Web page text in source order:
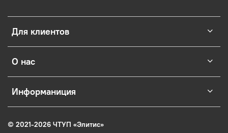
Для клиентов
О нас
Информаниция
© 2021-2026 ЧТУП «Элитис»